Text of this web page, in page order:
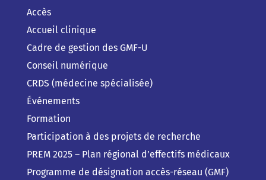
Accès
Accueil clinique
Cadre de gestion des GMF-U
Conseil numérique
CRDS (médecine spécialisée)
Événements
Formation
Participation à des projets de recherche
PREM 2025 – Plan régional d’effectifs médicaux
Programme de désignation accès-réseau (GMF)